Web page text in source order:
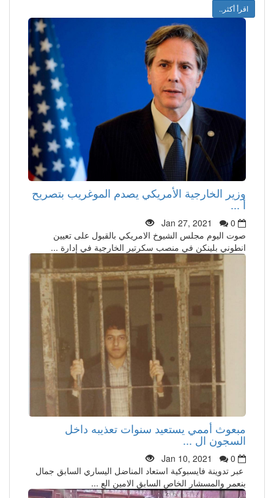
اقرأ أكثر..
وزير الخارجية الأمريكي يصدم الموغريب بتصريح
أ ...
Jan 27, 2021
0
صوت اليوم مجلس الشيوخ الامريكي بالقبول على تعيين
انطوني بلينكن في منصب سكرتير الخارجية في إدارة ...
مبعوث أممي يستعيد سنوات تعذيبه داخل
السجون ال ...
Jan 10, 2021
0
عبر تدوينة فايسبوكية استعاد المناضل اليساري السابق جمال
بنعمر والمسشار الخاص السابق الامين الع ...